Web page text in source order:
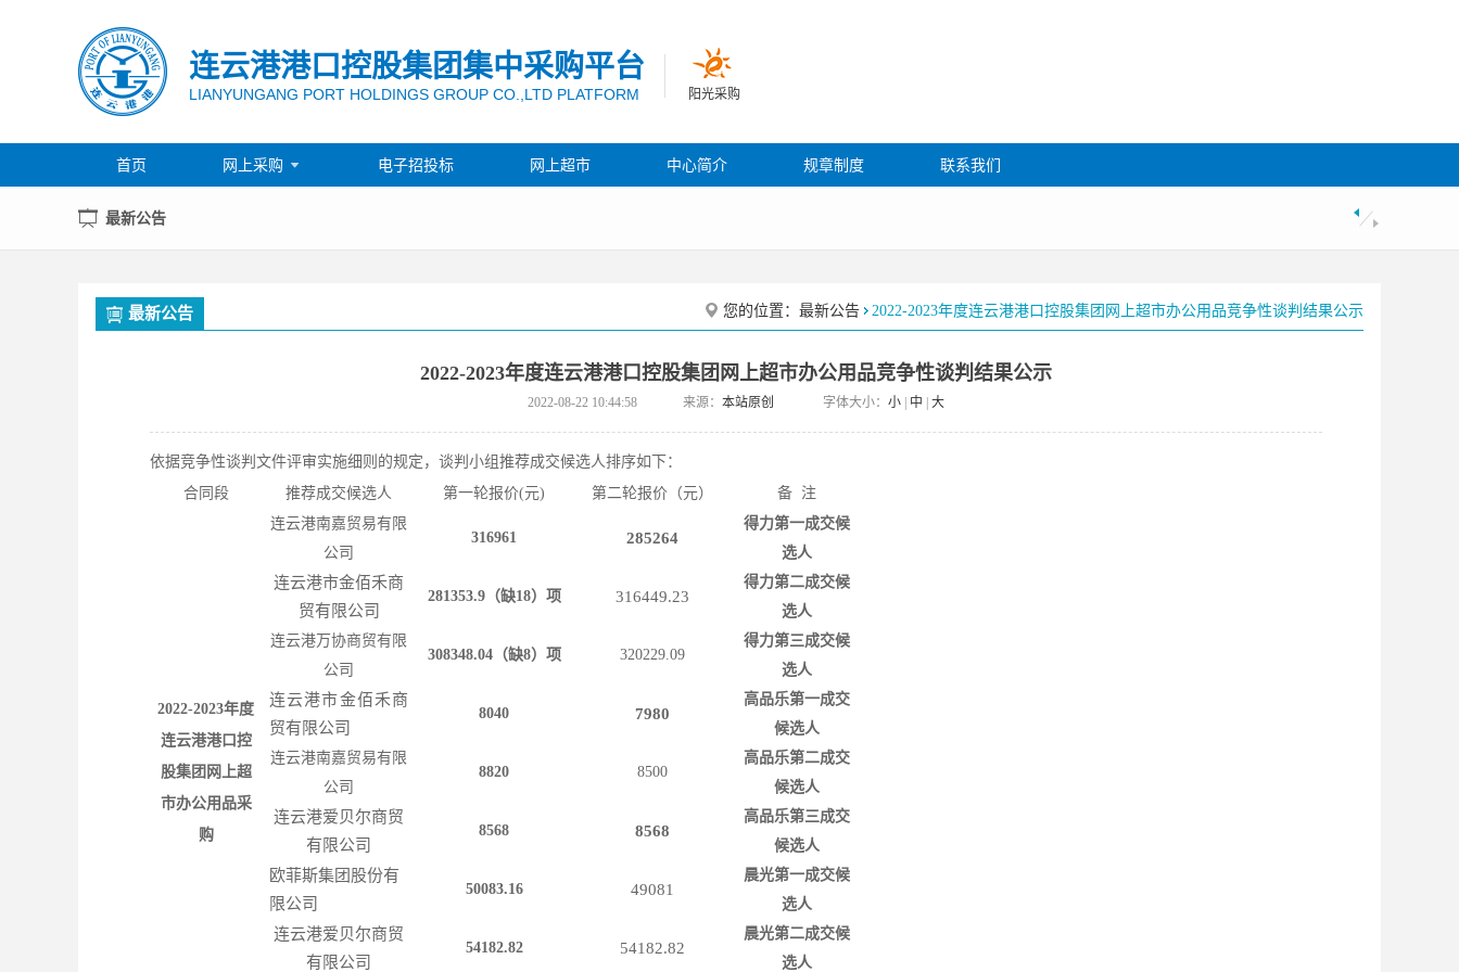
连云港港口控股集团集中采购平台
LIANYUNGANG PORT HOLDINGS GROUP CO.,LTD PLATFORM 阳光采购
首页 网上采购  电子招投标 网上超市 中心简介 规章制度 联系我们
最新公告
最新公告 您的位置： 最新公告 2022-2023年度连云港港口控股集团网上超市办公用品竞争性谈判结果公示
2022-2023年度连云港港口控股集团网上超市办公用品竞争性谈判结果公示
2022-08-22 10:44:58 来源： 本站原创 字体大小： 小 中 大
依据竞争性谈判文件评审实施细则的规定，谈判小组推荐成交候选人排序如下：
合同段
推荐成交候选人 第一轮报价(元) 第二轮报价（元） 备 注
2022-2023年度
连云港港口控
股集团网上超
市办公用品采
购
连云港南嘉贸易有限
公司
316961 285264
得力第一成交候
选人
连云港市金佰禾商
贸有限公司
281353.9（缺18）项 316449.23
得力第二成交候
选人
连云港万协商贸有限
公司
308348.04（缺8）项 320229.09
得力第三成交候
选人
连云港市金佰禾商
贸有限公司
8040 7980
高品乐第一成交
候选人
连云港南嘉贸易有限
公司
8820 8500
高品乐第二成交
候选人
连云港爱贝尔商贸
有限公司
8568 8568
高品乐第三成交
候选人
欧菲斯集团股份有
限公司
50083.16 49081
晨光第一成交候
选人
连云港爱贝尔商贸
有限公司
54182.82 54182.82
晨光第二成交候
选人